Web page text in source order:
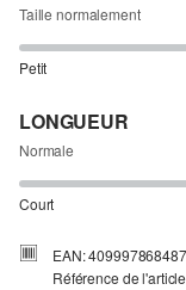
Taille normalement
Petit
LONGUEUR
Normale
Court
EAN:
Référence de